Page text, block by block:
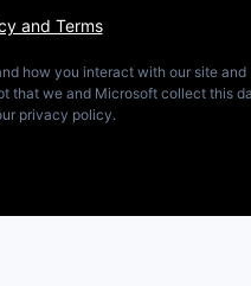
and Terms
how you interact with our site and
that we and Microsoft collect this
privacy policy.